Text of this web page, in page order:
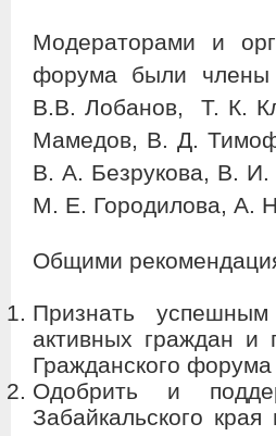
Модераторами и
форума были члены
В.В. Лобанов, Т. К.
Мамедов, В. Д.
В. А. Безрукова, В.
М. Е. Городилова, А.
Общими
Признать
активных граждан и
Гражданского форума
Одобрить и
Забайкальского